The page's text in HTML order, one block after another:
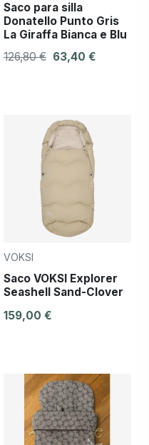
Saco para silla
Donatello Punto Gris
La Giraffa Bianca e Blu
126,80 € 63,40 €
VOKSI
Saco VOKSI Explorer
Seashell Sand-Clover
159,00 €